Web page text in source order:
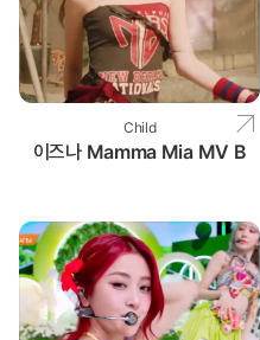
Child
이즈나 Mamma Mia MV B